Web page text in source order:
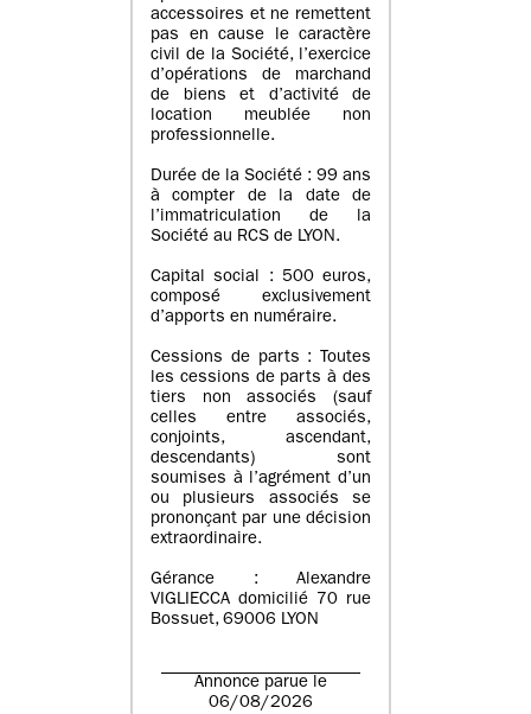
accessoires et ne remettent
pas en cause le caractère
civil de la Société, l’exercice
d’opérations de marchand
de biens et d’activité de
location meublée non
professionnelle.
Durée de la Société : 99 ans
à compter de la date de
l’immatriculation de la
Société au RCS de LYON.
Capital social : 500 euros,
composé exclusivement
d’apports en numéraire.
Cessions de parts : Toutes
les cessions de parts à des
tiers non associés (sauf
celles entre associés,
conjoints, ascendant,
descendants) sont
soumises à l’agrément d’un
ou plusieurs associés se
prononçant par une décision
extraordinaire.
Gérance : Alexandre
VIGLIECCA domicilié 70 rue
Bossuet, 69006 LYON
Annonce parue le
06/08/2026